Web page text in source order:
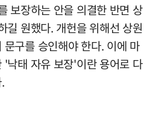
보장하는 안을 의결한 반면 상
길 원했다. 개헌을 위해선 상원
구를 승인해야 한다. 이에 마
'낙태 자유 보장'이란 용어로 다